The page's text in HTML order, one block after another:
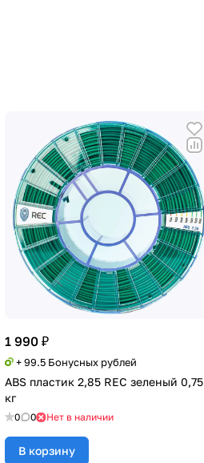
1 990 ₽
+ 99.5 Бонусных рублей
ABS пластик 2,85 REC зеленый 0,75
кг
0 0 Нет в наличии
В корзину